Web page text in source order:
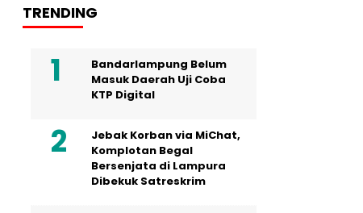
TRENDING
Bandarlampung Belum
Masuk Daerah Uji Coba
KTP Digital
Jebak Korban via MiChat,
Komplotan Begal
Bersenjata di Lampura
Dibekuk Satreskrim